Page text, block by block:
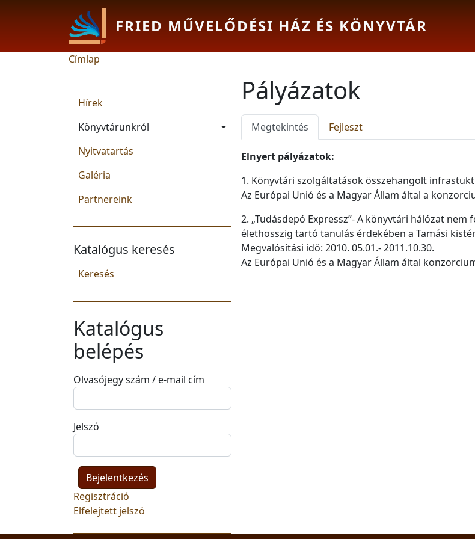
FRIED MŰVELŐDÉSI HÁZ ÉS KÖNYVTÁR
Morzsa
Címlap
Main navigation
Hírek
Könyvtárunkról
Nyitvatartás
Galéria
Partnereink
Katalógus keresés
Keresés
Katalógus
belépés
Olvasójegy szám / e-mail cím
Jelszó
Regisztráció
Elfelejtett jelszó
Pályázatok
Primary tabs
Megtekintés (aktív fül)
Fejleszt
Elnyert pályázatok:
1. Könyvtári szolgáltatások összehangolt
Az Európai Unió és a Magyar Állam által a
2. „Tudásdepó Expressz”- A könyvtári hálózat
élethosszig tartó tanulás érdekében a Tamási
Megvalósítási idő: 2010. 05.01.- 2011.10.30.
Az Európai Unió és a Magyar Állam által